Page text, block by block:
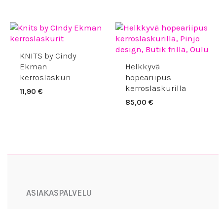
KNITS by Cindy
Ekman
kerroslaskuri
11,90€
Helkkyvä
hopeariipus
kerroslaskurilla
85,00€
ASIAKASPALVELU